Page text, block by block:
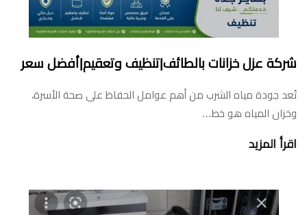
شركة عزل خزانات بالطائف|تنظيف وتعقيم|أفضل سعر
تُعد جودة مياه الشرب من أهم عوامل الحفاظ على صحة الأسرة،
وخزان المياه هو خط…
اقرأ المزيد